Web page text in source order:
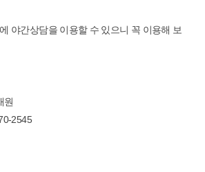
야간상담을 이용할 수 있으니 꼭 이용해 보
원
2545